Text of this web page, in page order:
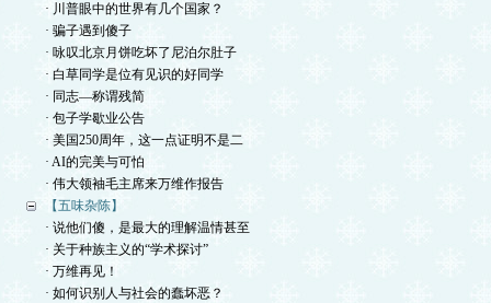
· 川普眼中的世界有几个国家？
· 骗子遇到傻子
· 咏叹北京月饼吃坏了尼泊尔肚子
· 白草同学是位有见识的好同学
· 同志—称谓残简
· 包子学歇业公告
· 美国250周年，这一点证明不是二
· AI的完美与可怕
· 伟大领袖毛主席来万维作报告
【五味杂陈】
· 说他们傻，是最大的理解温情甚至
· 关于种族主义的“学术探讨”
· 万维再见！
· 如何识别人与社会的蠢坏恶？